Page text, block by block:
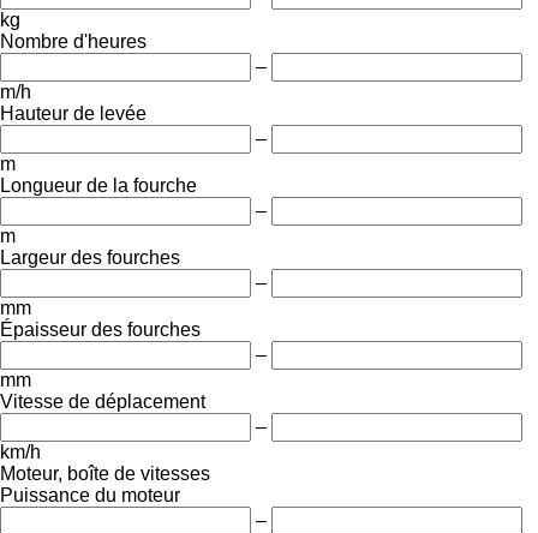
kg
Nombre d'heures
–
m/h
Hauteur de levée
–
m
Longueur de la fourche
–
m
Largeur des fourches
–
mm
Épaisseur des fourches
–
mm
Vitesse de déplacement
–
km/h
Moteur, boîte de vitesses
Puissance du moteur
–